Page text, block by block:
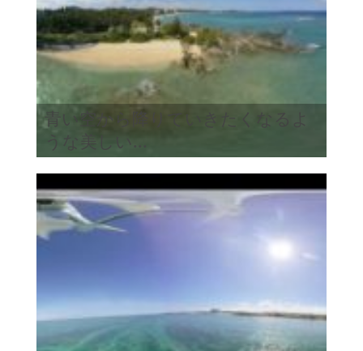
青い空から降りていきたくなるよ
うな美しい...